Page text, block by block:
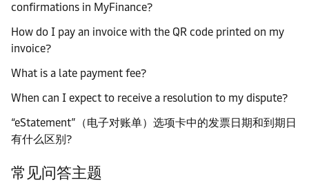
confirmations in MyFinance?
How do I pay an invoice with the QR code printed on my
invoice?
What is a late payment fee?
When can I expect to receive a resolution to my dispute?
“eStatement”（电子对账单）选项卡中的发票日期和到期日
有什么区别?
常见问答主题